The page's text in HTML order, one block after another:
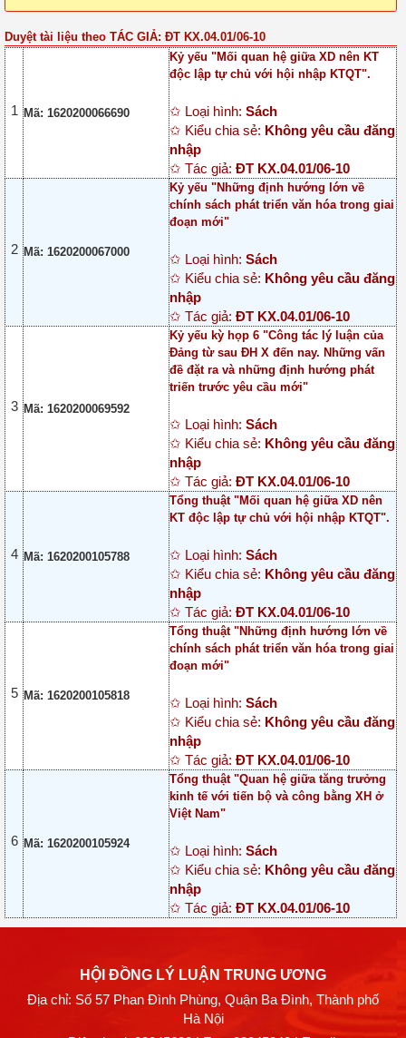
Duyệt tài liệu theo TÁC GIẢ: ĐT KX.04.01/06-10
1 Mã: 1620200066690
Kỷ yếu "Mối quan hệ giữa XD nên KT
độc lập tự chủ với hội nhập KTQT".
✩ Loại hình: Sách
✩ Kiểu chia sẻ: Không yêu cầu đăng
nhập
✩ Tác giả: ĐT KX.04.01/06-10
2 Mã: 1620200067000
Kỷ yếu "Những định hướng lớn về
chính sách phát triển văn hóa trong giai
đoạn mới"
✩ Loại hình: Sách
✩ Kiểu chia sẻ: Không yêu cầu đăng
nhập
✩ Tác giả: ĐT KX.04.01/06-10
3 Mã: 1620200069592
Kỷ yếu kỳ họp 6 "Công tác lý luận của
Đảng từ sau ĐH X đến nay. Những vấn
đề đặt ra và những định hướng phát
triến trước yêu cầu mới"
✩ Loại hình: Sách
✩ Kiểu chia sẻ: Không yêu cầu đăng
nhập
✩ Tác giả: ĐT KX.04.01/06-10
4 Mã: 1620200105788
Tổng thuật "Mối quan hệ giữa XD nên
KT độc lập tự chủ với hội nhập KTQT".
✩ Loại hình: Sách
✩ Kiểu chia sẻ: Không yêu cầu đăng
nhập
✩ Tác giả: ĐT KX.04.01/06-10
5 Mã: 1620200105818
Tổng thuật "Những định hướng lớn về
chính sách phát triển văn hóa trong giai
đoạn mới"
✩ Loại hình: Sách
✩ Kiểu chia sẻ: Không yêu cầu đăng
nhập
✩ Tác giả: ĐT KX.04.01/06-10
6 Mã: 1620200105924
Tổng thuật "Quan hệ giữa tăng trưởng
kinh tế với tiến bộ và công bằng XH ở
Việt Nam"
✩ Loại hình: Sách
✩ Kiểu chia sẻ: Không yêu cầu đăng
nhập
✩ Tác giả: ĐT KX.04.01/06-10
HỘI ĐỒNG LÝ LUẬN TRUNG ƯƠNG
Địa chỉ: Số 57 Phan Đình Phùng, Quận Ba Đình, Thành phố
Hà Nội